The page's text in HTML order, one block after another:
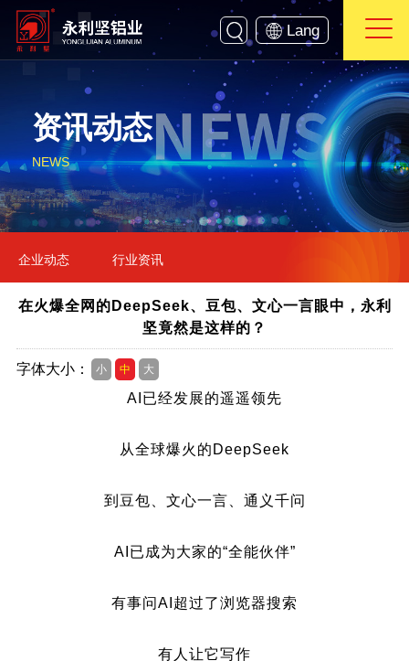
Lang
资讯动态
NEWS
企业动态 行业资讯
在火爆全网的DeepSeek、豆包、文心一言眼中，永利
坚竟然是这样的？
字体大小： 小 中 大
AI已经发展的遥遥领先
从全球爆火的DeepSeek
到豆包、文心一言、通义千问
AI已成为大家的“全能伙伴”
有事问AI超过了浏览器搜索
有人让它写作